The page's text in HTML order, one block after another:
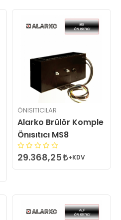
ÖNISITICILAR
Alarko Brülör Komple
Önısıtıcı MS8
29.368,25 +KDV